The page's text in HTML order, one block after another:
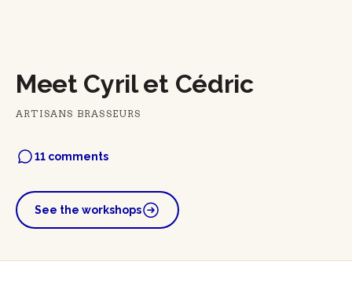
Meet Cyril et Cédric
ARTISANS BRASSEURS
11 comments
See the workshops